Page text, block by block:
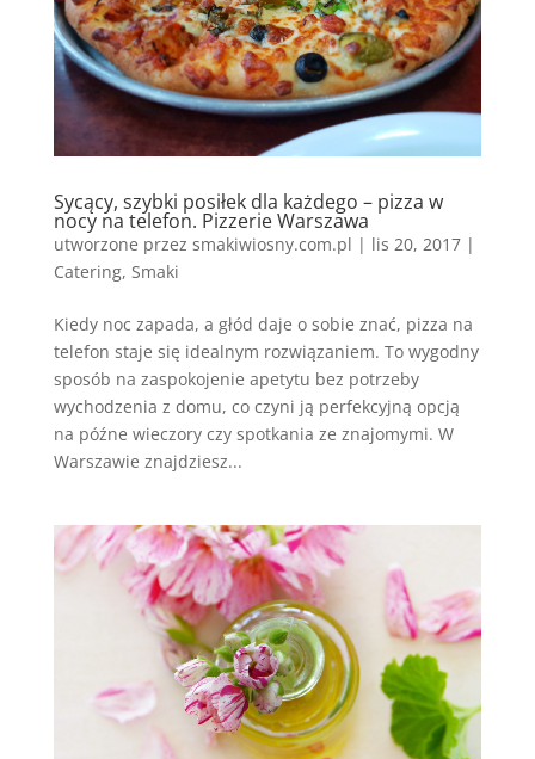
Sycący, szybki posiłek dla każdego – pizza w
nocy na telefon. Pizzerie Warszawa
utworzone przez smakiwiosny.com.pl | lis 20, 2017|
Catering, Smaki
Kiedy noc zapada, a głód daje o sobie znać, pizza na
telefon staje się idealnym rozwiązaniem. To wygodny
sposób na zaspokojenie apetytu bez potrzeby
wychodzenia z domu, co czyni ją perfekcyjną opcją
na późne wieczory czy spotkania ze znajomymi. W
Warszawie znajdziesz...